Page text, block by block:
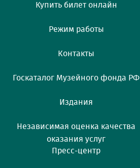
Купить билет онлайн
Режим работы
Контакты
Госкаталог Музейного фонда РФ
Издания
Независимая оценка качества
оказания услуг
Пресс-центр